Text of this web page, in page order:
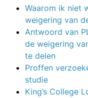
Waarom ik niet
weigering van
Antwoord van
de weigering
te delen
Proffen
studie
King’s College